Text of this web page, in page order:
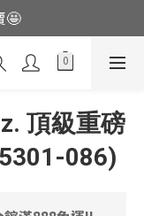
🤩
頂級重磅
086)